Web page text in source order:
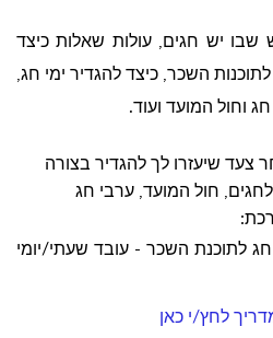
יש חגים, עולות שאלות כיצד
השכר, כיצד להגדיר ימי חג,
וחול המועד ועוד.
צעד שיעזרו לך להגדיר בצורה
חול המועד, ערבי חג
לתוכנת השכר - עובד שעתי/יומי
לחץ/י כאן